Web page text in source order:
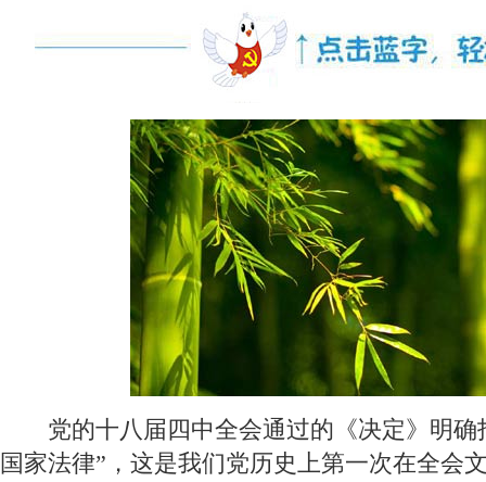
党的十八届四中全会通过的《决定》明确
国家法律”，这是我们党历史上第一次在全会